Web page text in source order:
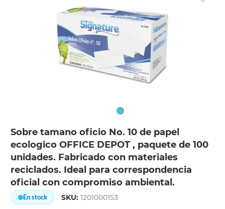
Sobre tamano oficio No. 10 de papel
ecologico OFFICE DEPOT , paquete de 100
unidades. Fabricado con materiales
reciclados. Ideal para correspondencia
oficial con compromiso ambiental.
En stock SKU:1201000153